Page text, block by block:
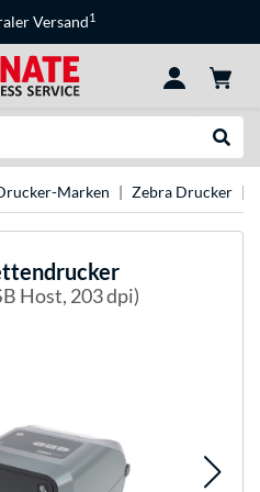
Versand1
Marken Zebra Drucker
Host, 203 dpi)